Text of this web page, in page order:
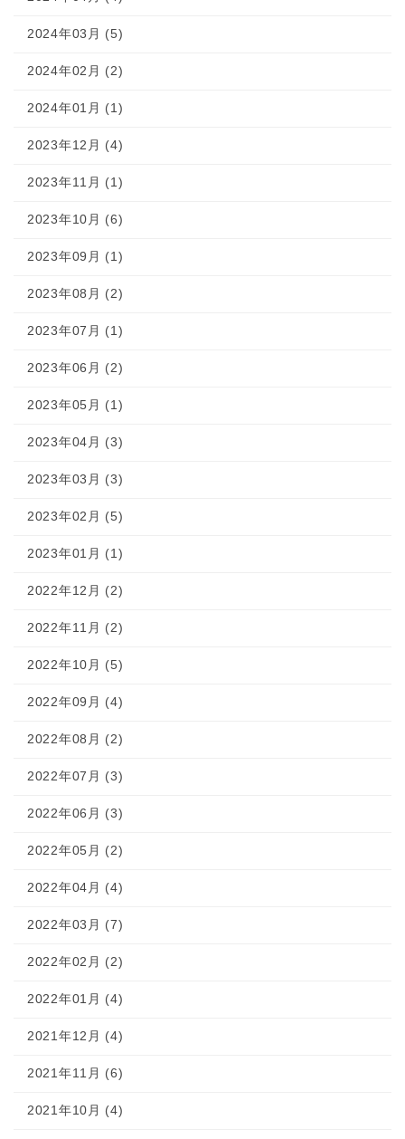
2024年03月 (5)
2024年02月 (2)
2024年01月 (1)
2023年12月 (4)
2023年11月 (1)
2023年10月 (6)
2023年09月 (1)
2023年08月 (2)
2023年07月 (1)
2023年06月 (2)
2023年05月 (1)
2023年04月 (3)
2023年03月 (3)
2023年02月 (5)
2023年01月 (1)
2022年12月 (2)
2022年11月 (2)
2022年10月 (5)
2022年09月 (4)
2022年08月 (2)
2022年07月 (3)
2022年06月 (3)
2022年05月 (2)
2022年04月 (4)
2022年03月 (7)
2022年02月 (2)
2022年01月 (4)
2021年12月 (4)
2021年11月 (6)
2021年10月 (4)